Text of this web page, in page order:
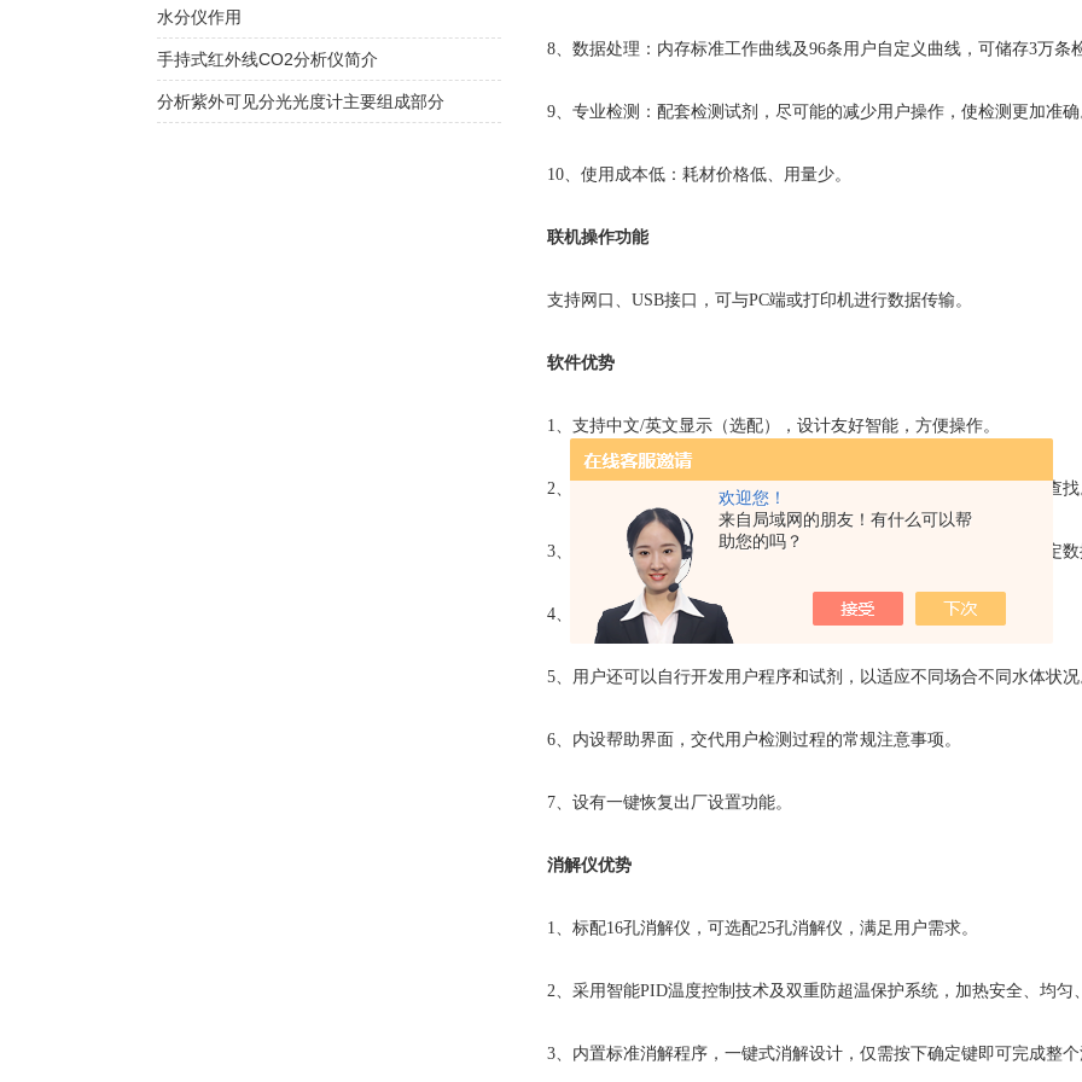
欢迎您！
来自局域网的朋友！有什么可以帮
助您的吗？
8、数据处理：内存标准工作曲线及96条用户自定义曲线，可储存3万条
9、专业检测：配套检测试剂，尽可能的减少用户操作，使检测更加准确
10、使用成本低：耗材价格低、用量少。
联机操作功能
支持网口、USB接口，可与PC端或打印机进行数据传输。
软件优势
1、支持中文/英文显示（选配），设计友好智能，方便操作。
2、内置系统程序和用户程序，可将常测项目添加至用户程序，方便查找
3、具有数据储存和断电保护功能，防止数据丢失，方便查询历史测定数
4、内置标准工作程序，无需用户标定和校准。
5、用户还可以自行开发用户程序和试剂，以适应不同场合不同水体状况
6、内设帮助界面，交代用户检测过程的常规注意事项。
7、设有一键恢复出厂设置功能。
消解仪优势
1、标配16孔消解仪，可选配25孔消解仪，满足用户需求。
2、采用智能PID温度控制技术及双重防超温保护系统，加热安全、均匀
3、内置标准消解程序，一键式消解设计，仅需按下确定键即可完成整个
水分仪作用
手持式红外线CO2分析仪简介
分析紫外可见分光光度计主要组成部分